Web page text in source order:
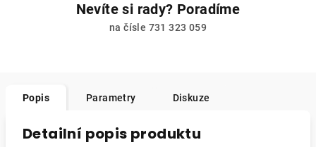
Nevíte si rady? Poradíme
na čísle 731 323 059
Popis Parametry Diskuze
Detailní popis produktu